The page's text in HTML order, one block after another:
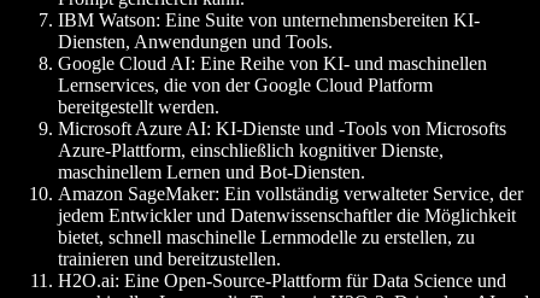
IBM Watson: Eine Suite von unternehmensbereiten KI-
Diensten, Anwendungen und Tools.
Google Cloud AI: Eine Reihe von KI- und maschinellen
Lernservices, die von der Google Cloud Platform
bereitgestellt werden.
Microsoft Azure AI: KI-Dienste und -Tools von Microsofts
Azure-Plattform, einschließlich kognitiver Dienste,
maschinellem Lernen und Bot-Diensten.
Amazon SageMaker: Ein vollständig verwalteter Service, der
jedem Entwickler und Datenwissenschaftler die Möglichkeit
bietet, schnell maschinelle Lernmodelle zu erstellen, zu
trainieren und bereitzustellen.
H2O.ai: Eine Open-Source-Plattform für Data Science und